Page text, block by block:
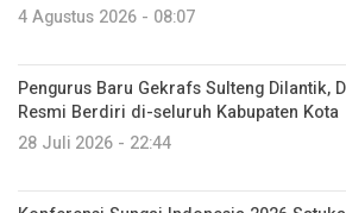
4 Agustus 2026 - 08:07
Pengurus Baru Gekrafs Sulteng Dilantik,
Resmi Berdiri di-seluruh Kabupaten Kota
28 Juli 2026 - 22:44